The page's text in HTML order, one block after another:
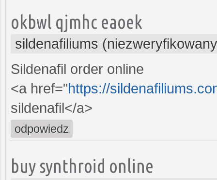
okbwl qjmhc eaoek
sildenafiliums
Sildenafil order online
<a href="https://
sildenafil</a>
odpowiedz
buy synthroid online